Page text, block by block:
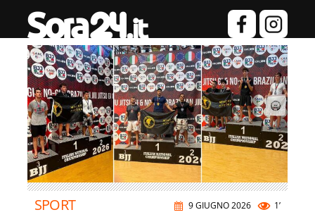
9 GIUGNO 2026 1’
SPORT